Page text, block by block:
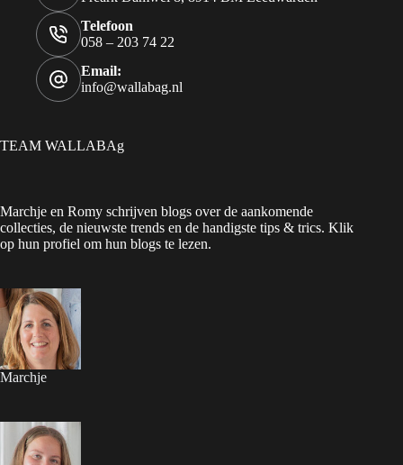
Telefoon
058 – 203 74 22
Email:
info@wallabag.nl
TEAM WALLABAg
Marchje en Romy schrijven blogs over de aankomende
collecties, de nieuwste trends en de handigste tips & trics. Klik
op hun profiel om hun blogs te lezen.
Marchje